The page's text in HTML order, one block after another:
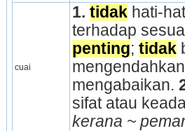
cuai
1. tidak hati-
terhadap
penting; tidak
mengabaikan.
sifat atau
kerana ~